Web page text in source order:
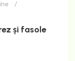
și fasole